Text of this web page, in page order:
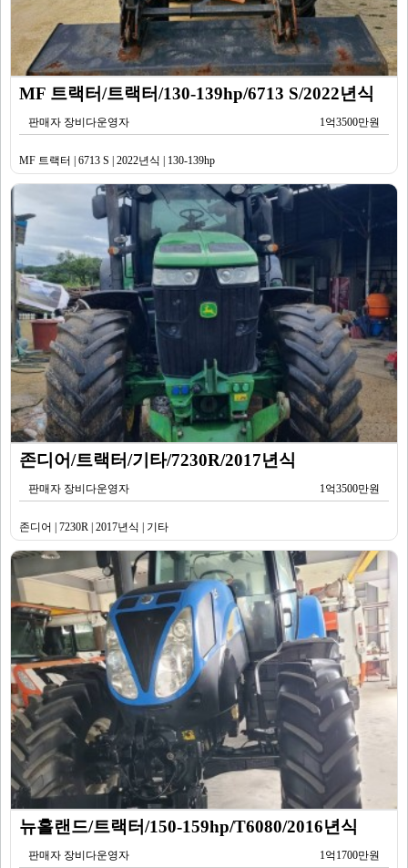
MF 트랙터/트랙터/130-139hp/6713 S/2022년식
판매자 장비다운영자 1억3500만원
MF 트랙터 | 6713 S | 2022년식 | 130-139hp
존디어/트랙터/기타/7230R/2017년식
판매자 장비다운영자 1억3500만원
존디어 | 7230R | 2017년식 | 기타
뉴홀랜드/트랙터/150-159hp/T6080/2016년식
판매자 장비다운영자 1억1700만원